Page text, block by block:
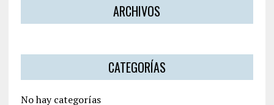
ARCHIVOS
CATEGORÍAS
No hay categorías